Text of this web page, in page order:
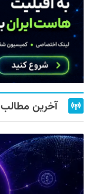
آخرین مطالب